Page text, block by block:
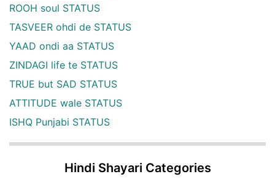
ROOH soul STATUS
TASVEER ohdi de STATUS
YAAD ondi aa STATUS
ZINDAGI life te STATUS
TRUE but SAD STATUS
ATTITUDE wale STATUS
ISHQ Punjabi STATUS
Hindi Shayari Categories